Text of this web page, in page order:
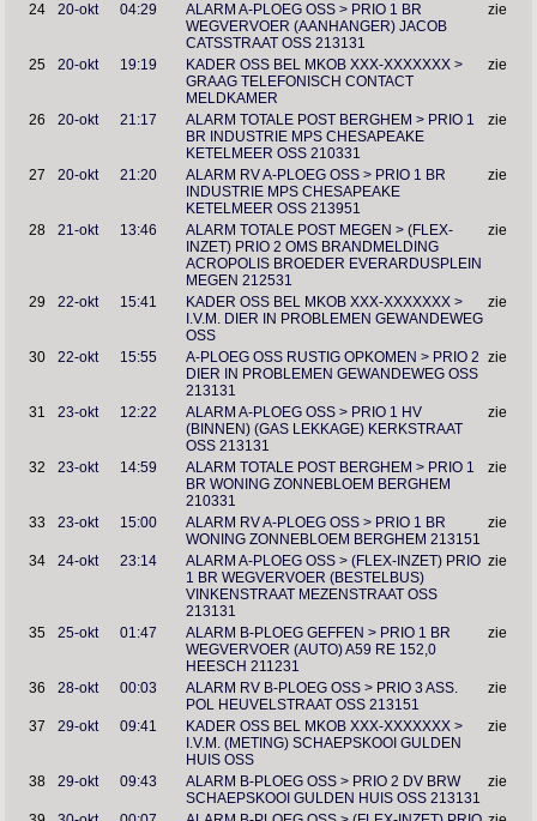
24 20-okt 04:29
ALARM A-PLOEG OSS > PRIO 1 BR
WEGVERVOER (AANHANGER) JACOB
CATSSTRAAT OSS 213131
zie
25 20-okt 19:19
KADER OSS BEL MKOB XXX-XXXXXXX >
GRAAG TELEFONISCH CONTACT
MELDKAMER
zie
26 20-okt 21:17
ALARM TOTALE POST BERGHEM > PRIO 1
BR INDUSTRIE MPS CHESAPEAKE
KETELMEER OSS 210331
zie
27 20-okt 21:20
ALARM RV A-PLOEG OSS > PRIO 1 BR
INDUSTRIE MPS CHESAPEAKE
KETELMEER OSS 213951
zie
28 21-okt 13:46
ALARM TOTALE POST MEGEN > (FLEX-
INZET) PRIO 2 OMS BRANDMELDING
ACROPOLIS BROEDER EVERARDUSPLEIN
MEGEN 212531
zie
29 22-okt 15:41
KADER OSS BEL MKOB XXX-XXXXXXX >
I.V.M. DIER IN PROBLEMEN GEWANDEWEG
OSS
zie
30 22-okt 15:55
A-PLOEG OSS RUSTIG OPKOMEN > PRIO 2
DIER IN PROBLEMEN GEWANDEWEG OSS
213131
zie
31 23-okt 12:22
ALARM A-PLOEG OSS > PRIO 1 HV
(BINNEN) (GAS LEKKAGE) KERKSTRAAT
OSS 213131
zie
32 23-okt 14:59
ALARM TOTALE POST BERGHEM > PRIO 1
BR WONING ZONNEBLOEM BERGHEM
210331
zie
33 23-okt 15:00
ALARM RV A-PLOEG OSS > PRIO 1 BR
WONING ZONNEBLOEM BERGHEM 213151
zie
34 24-okt 23:14
ALARM A-PLOEG OSS > (FLEX-INZET) PRIO
1 BR WEGVERVOER (BESTELBUS)
VINKENSTRAAT MEZENSTRAAT OSS
213131
zie
35 25-okt 01:47
ALARM B-PLOEG GEFFEN > PRIO 1 BR
WEGVERVOER (AUTO) A59 RE 152,0
HEESCH 211231
zie
36 28-okt 00:03
ALARM RV B-PLOEG OSS > PRIO 3 ASS.
POL HEUVELSTRAAT OSS 213151
zie
37 29-okt 09:41
KADER OSS BEL MKOB XXX-XXXXXXX >
I.V.M. (METING) SCHAEPSKOOI GULDEN
HUIS OSS
zie
38 29-okt 09:43
ALARM B-PLOEG OSS > PRIO 2 DV BRW
SCHAEPSKOOI GULDEN HUIS OSS 213131
zie